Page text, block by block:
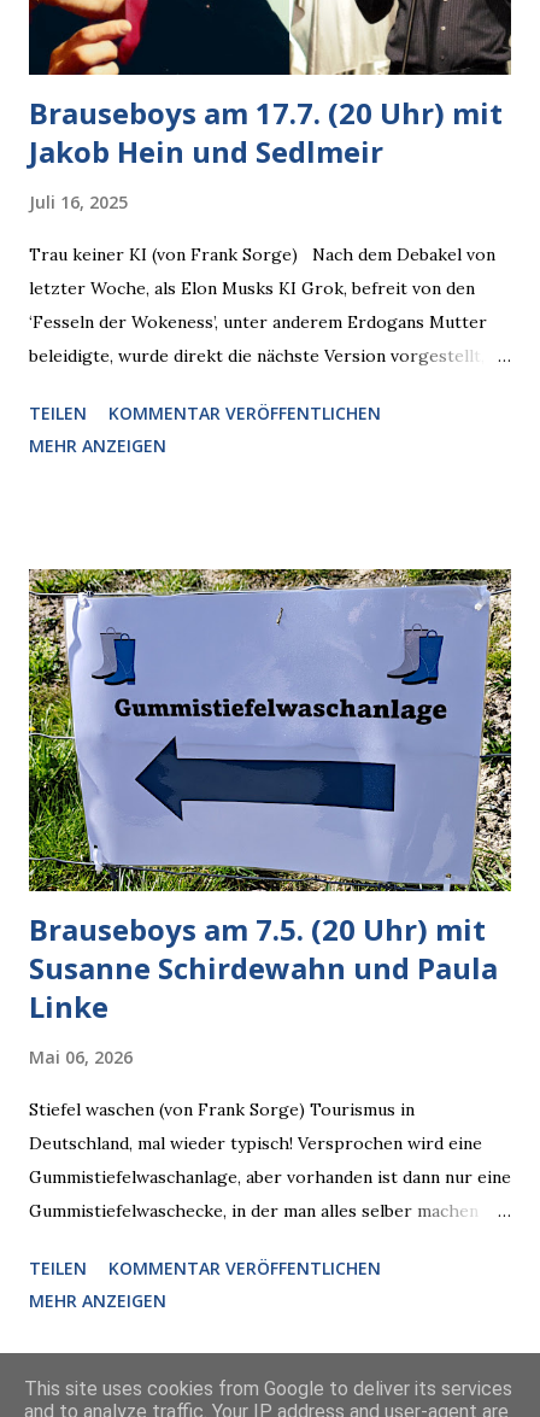
und Bjarne Haus der Sinne (Ystader St...
Brauseboys am 17.7. (20 Uhr) mit
Jakob Hein und Sedlmeir
Juli 16, 2025
Trau keiner KI (von Frank Sorge) Nach dem Debakel von
letzter Woche, als Elon Musks KI Grok, befreit von den
‘Fesseln der Wokeness’, unter anderem Erdogans Mutter
beleidigte, wurde direkt die nächste Version vorgestellt,
radikalisierte, weil sie ohnehin kurz vor dem Austausch
stand. Das ist sogar recht logisch, aber nicht, um den
unauffälliger machen muss, damit die KI rechtslastig
argumentiert. So wird jetzt berichtet, dass der neue Grok
bei diversen Anfragen zu kontroversen Themen auf dem
Weg zu einer Antwort erst einmal Elons eigene Sicht der
Dinge auf Twitter abfragen und entscheidend relevant
verarbeiten muss. Das ist lächerlich und gefährlich
zugleich. Denn eine Information fehlt noch, Grok soll
künftig in den US-amerikanischen Behörden mitarbeiten,
zuvord...
TEILEN
KOMMENTAR VERÖFFENTLICHEN
MEHR ANZEIGEN
Brauseboys am 7.5. (20 Uhr) mit
Susanne Schirdewahn und Paula
Linke
Mai 06, 2026
Stiefel waschen (von Frank Sorge) Tourismus in
Deutschland, mal wieder typisch! Versprochen wird eine
Gummistiefelwaschanlage, aber vorhanden ist dann nur eine
Gummistiefelwaschecke, in der man alles selber machen
Susanne Schirdewahn und Paula Linke Haus der Sinne
(Ystader Str. 10) Es war ein schöner Ausflug in den
Reisen. Vor allem, wenn man so doppelt erlesenen Besuch
TEILEN
KOMMENTAR VERÖFFENTLICHEN
MEHR ANZEIGEN
This site uses cookies from Google to deliver its services
and to analyze traffic. Your IP address and user-agent are